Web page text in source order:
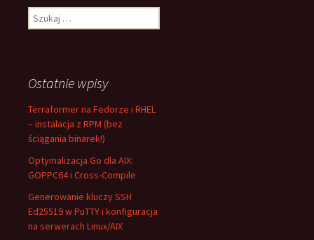
Szukaj:
Ostatnie wpisy
Terraformer na Fedorze i RHEL
– instalacja z RPM (bez
ściągania binarek!)
Optymalizacja Go dla AIX:
GOPPC64 i Cross-Compile
Generowanie kluczy SSH
Ed25519 w PuTTY i konfiguracja
na serwerach Linux/AIX